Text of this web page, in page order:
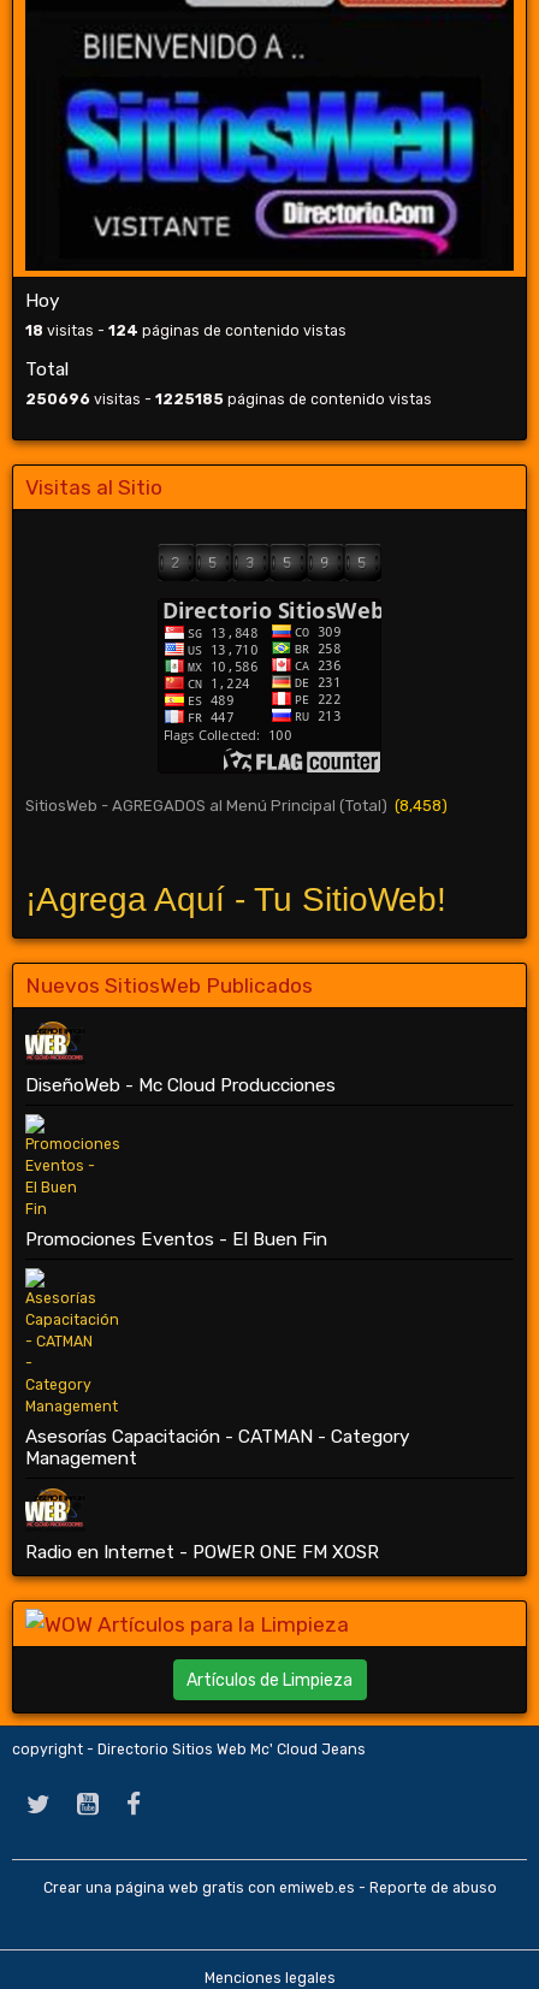
Hoy
18 visitas - 124 páginas de contenido vistas
Total
250696 visitas - 1225185 páginas de contenido vistas
Visitas al Sitio
SitiosWeb - AGREGADOS al Menú Principal (Total) (8,458)
¡Agrega Aquí - Tu SitioWeb!
Nuevos SitiosWeb Publicados
DiseñoWeb - Mc Cloud Producciones
Promociones Eventos - El Buen Fin
Asesorías Capacitación - CATMAN - Category
Management
Radio en Internet - POWER ONE FM XOSR
Artículos de Limpieza
copyright - Directorio Sitios Web Mc' Cloud Jeans
Crear una página web gratis con emiweb.es - Reporte de abuso
Menciones legales